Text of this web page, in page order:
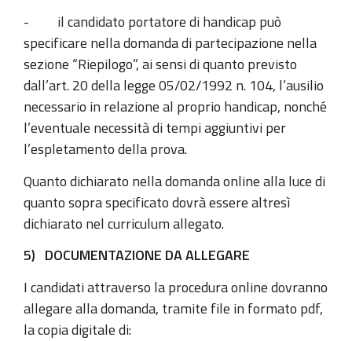
- il candidato portatore di handicap può
specificare nella domanda di partecipazione nella
sezione “Riepilogo”, ai sensi di quanto previsto
dall’art. 20 della legge 05/02/1992 n. 104, l’ausilio
necessario in relazione al proprio handicap, nonché
l’eventuale necessità di tempi aggiuntivi per
l’espletamento della prova.
Quanto dichiarato nella domanda online alla luce di
quanto sopra specificato dovrà essere altresì
dichiarato nel curriculum allegato.
5) DOCUMENTAZIONE DA ALLEGARE
I candidati attraverso la procedura online dovranno
allegare alla domanda, tramite file in formato pdf,
la copia digitale di: